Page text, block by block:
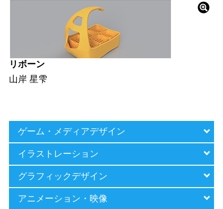
リボーン
山岸 星雫
ゲーム・メディアデザイン
イラストレーション
グラフィックデザイン
アニメーション・映像